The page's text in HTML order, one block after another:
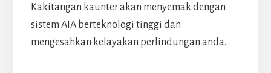
Kakitangan kaunter akan menyemak dengan
sistem AIA berteknologi tinggi dan
mengesahkan kelayakan perlindungan anda.